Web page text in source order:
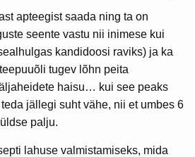
apteegist saada ning ta on
seente vastu nii inimese kui
kandidoosi raviks) ja ka
tugev lõhn peita
haisu… kui see peaks
jällegi suht vähe, nii et umbes 6
palju.
lahuse valmistamiseks, mida